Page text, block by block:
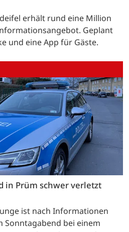
erhält rund eine Million
Geplant
und eine App für Gäste.
in Prüm schwer verletzt
ist nach Informationen
Sonntagabend bei einem